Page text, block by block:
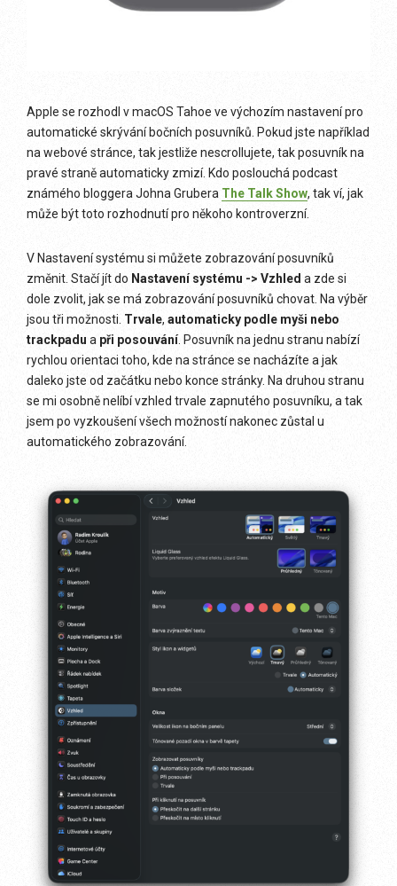
Apple se rozhodl v macOS Tahoe ve výchozím nastavení pro
automatické skrývání bočních posuvníků. Pokud jste například
na webové stránce, tak jestliže nescrollujete, tak posuvník na
pravé straně automaticky zmizí. Kdo poslouchá podcast
známého bloggera Johna Grubera The Talk Show, tak ví, jak
může být toto rozhodnutí pro někoho kontroverzní.
V Nastavení systému si můžete zobrazování posuvníků
změnit. Stačí jít do Nastavení systému -> Vzhled a zde si
dole zvolit, jak se má zobrazování posuvníků chovat. Na výběr
jsou tři možnosti. Trvale, automaticky podle myši nebo
trackpadu a při posouvání. Posuvník na jednu stranu nabízí
rychlou orientaci toho, kde na stránce se nacházíte a jak
daleko jste od začátku nebo konce stránky. Na druhou stranu
se mi osobně nelíbí vzhled trvale zapnutého posuvníku, a tak
jsem po vyzkoušení všech možností nakonec zůstal u
automatického zobrazování.